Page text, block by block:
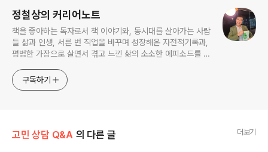
정철상의 커리어노트
책을 좋아하는 독자로서 책 이야기와, 동시대를 살아가는 사람
들 삶과 인생, 서른 번 직업을 바꾸며 성장해온 자전적기록과,
평범한 가장으로 살면서 겪고 느낀 삶의 소소한 에피소드를 전
고픈 커리어코치, 유튜브: 정교수의 인생수업
구독하기
고민 상담 Q&A 의 다른 글 더보기